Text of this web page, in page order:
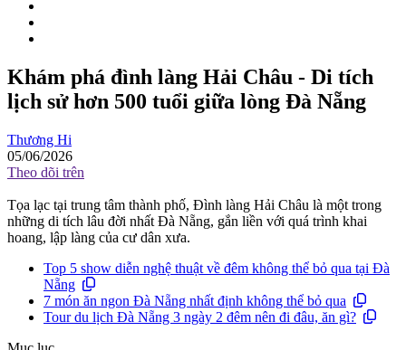
Khám phá đình làng Hải Châu - Di tích
lịch sử hơn 500 tuổi giữa lòng Đà Nẵng
Thương Hi
05/06/2026
Theo dõi trên
Tọa lạc tại trung tâm thành phố, Đình làng Hải Châu là một trong
những di tích lâu đời nhất Đà Nẵng, gắn liền với quá trình khai
hoang, lập làng của cư dân xưa.
Top 5 show diễn nghệ thuật về đêm không thể bỏ qua tại Đà
Nẵng
7 món ăn ngon Đà Nẵng nhất định không thể bỏ qua
Tour du lịch Đà Nẵng 3 ngày 2 đêm nên đi đâu, ăn gì?